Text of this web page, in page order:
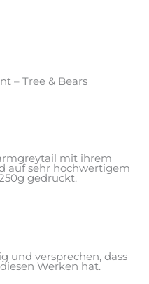
– Tree & Bears
mit ihrem
auf sehr hochwertigem
gedruckt.
und versprechen, dass
Werken hat.